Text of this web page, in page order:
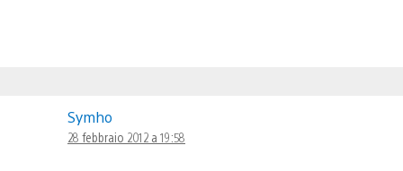
Symho
28 febbraio 2012 a 19:58